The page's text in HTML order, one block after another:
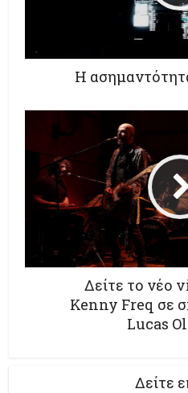
Η
Δείτε το νέο
Kenny Freq σε
Lucas
Δείτε